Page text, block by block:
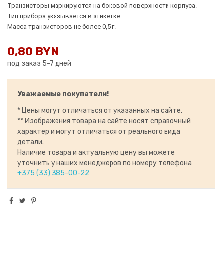
Транзисторы маркируются на боковой поверхности корпуса.
Тип прибора указывается в этикетке.
Масса транзисторов не более 0,5 г.
0,80 BYN
под заказ 5-7 дней
Уважаемые покупатели!
* Цены могут отличаться от указанных на сайте.
** Изображения товара на сайте носят справочный
характер и могут отличаться от реального вида
детали.
Наличие товара и актуальную цену вы можете
уточнить у наших менеджеров по номеру телефона
+375 (33) 385-00-22